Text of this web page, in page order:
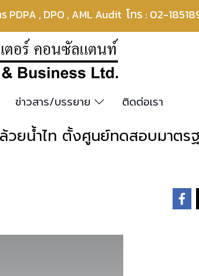
PDPA , DPO , AML Audit โทร : 02-
ข่าวสาร/บรรยาย ติดต่อเรา
วยน้ำไท ตั้งศูนย์ทดสอบมาตร